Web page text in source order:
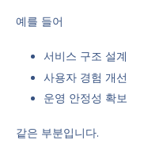
예를 들어
서비스 구조 설계
사용자 경험 개선
운영 안정성 확보
같은 부분입니다.